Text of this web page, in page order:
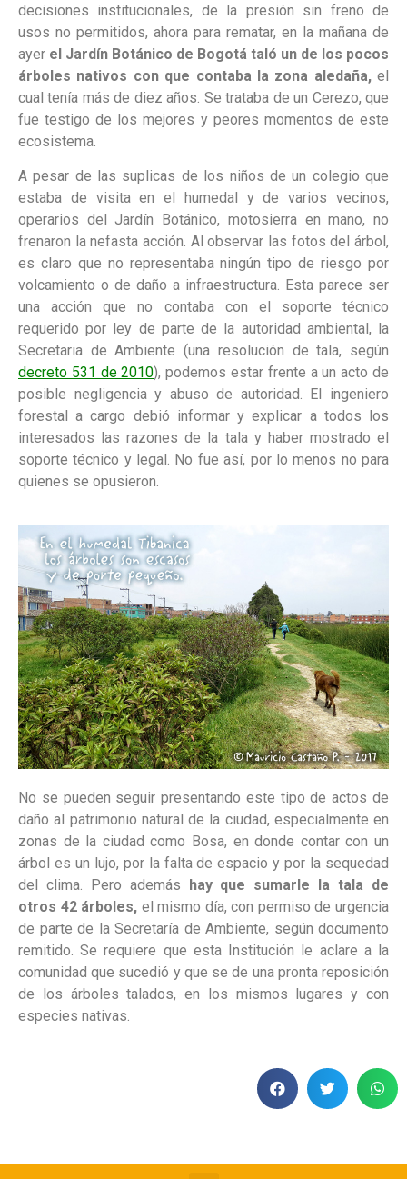
decisiones institucionales, de la presión sin freno de
usos no permitidos, ahora para rematar, en la mañana de
ayer el Jardín Botánico de Bogotá taló un de los pocos
árboles nativos con que contaba la zona aledaña,el
cual tenía más de diez años. Se trataba de un Cerezo, que
fue testigo de los mejores y peores momentos de este
ecosistema.
A pesar de las suplicas de los niños de un colegio que
estaba de visita en el humedal y de varios vecinos,
operarios del Jardín Botánico, motosierra en mano, no
frenaron la nefasta acción. Al observar las fotos del árbol,
es claro que no representaba ningún tipo de riesgo por
volcamiento o de daño a infraestructura. Esta parece ser
una acción que no contaba con el soporte técnico
requerido por ley de parte de la autoridad ambiental, la
Secretaria de Ambiente (una resolución de tala, según
decreto 531 de 2010), podemos estar frente a un acto de
posible negligencia y abuso de autoridad. El ingeniero
forestal a cargo debió informar y explicar a todos los
interesados las razones de la tala y haber mostrado el
soporte técnico y legal. No fue así, por lo menos no para
quienes se opusieron.
No se pueden seguir presentando este tipo de actos de
daño al patrimonio natural de la ciudad, especialmente en
zonas de la ciudad como Bosa, en donde contar con un
árbol es un lujo, por la falta de espacio y por la sequedad
del clima. Pero además
hay que sumarle la tala de
otros 42 árboles, el mismo día, con permiso de urgencia
de parte de la Secretaría de Ambiente, según documento
remitido. Se requiere que esta Institución le aclare a la
comunidad que sucedió y que se de una pronta reposición
de los árboles talados, en los mismos lugares y con
especies nativas.